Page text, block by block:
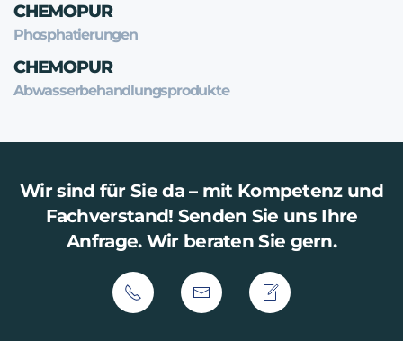
CHEMOPUR
Phosphatierungen
CHEMOPUR
Abwasserbehandlungsprodukte
Wir sind für Sie da – mit Kompetenz und
Fachverstand! Senden Sie uns Ihre
Anfrage. Wir beraten Sie gern.